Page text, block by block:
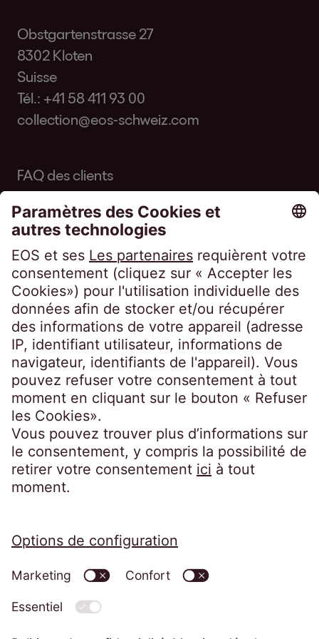
Obstgartenstrasse 27
8302 Kloten
Suisse
Tél.: +41 58 411 93 00
collection@eos-schweiz.com
FAQ des clients
Code of Conduct
Code of Conduct Inkasso Suisse
Linkedin EOS Schweiz
Portails clients
EOSdirect (nouveau)
SECUREtransfer